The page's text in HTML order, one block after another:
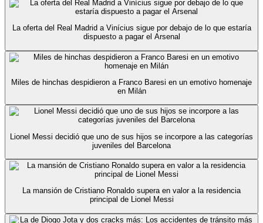
La oferta del Real Madrid a Vinícius sigue por debajo de lo que estaría
dispuesto a pagar el Arsenal
Miles de hinchas despidieron a Franco Baresi en un emotivo homenaje
en Milán
Lionel Messi decidió que uno de sus hijos se incorpore a las categorías
juveniles del Barcelona
La mansión de Cristiano Ronaldo supera en valor a la residencia
principal de Lionel Messi